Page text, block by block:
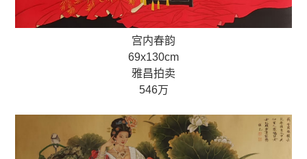
宫内春韵
69x130cm
雅昌拍卖
546万